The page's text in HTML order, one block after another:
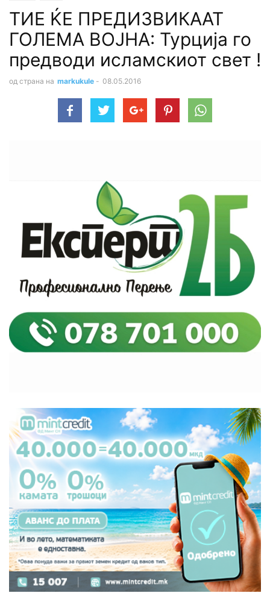
TИЕ ЌЕ ПРЕДИЗВИКААТ
ГОЛЕМА ВОЈНА: Турција го
предводи исламскиот свет !
од страна на markukule - 08.05.2016